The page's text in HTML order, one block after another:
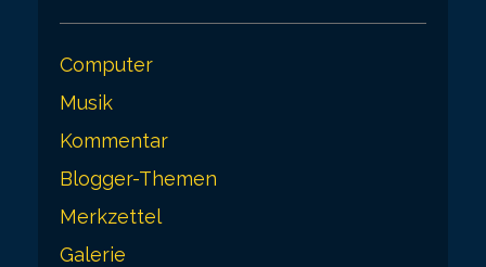
Computer
Musik
Kommentar
Blogger-Themen
Merkzettel
Galerie